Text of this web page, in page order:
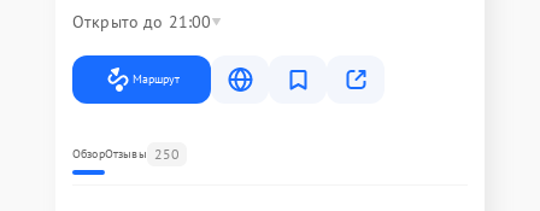
Открыто до 21:00
Маршрут
ОбзорОтзывы 250